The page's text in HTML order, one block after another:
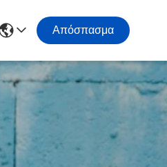
Απόσπασμα